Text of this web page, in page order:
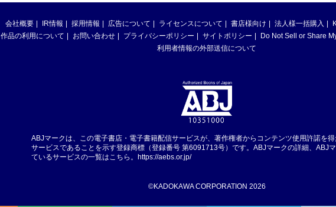
会社概要 IR情報 採用情報 広告について ライセンスについて 書店様向け 法人様一括購入
作品の利用について
お問い合わせ プライバシーポリシー サイトポリシー
Do Not Sell or Share
利用者情報の外部送信について
ABJマークは、この電子書店・電子書籍配信サービスが、著作権者からコンテンツ使用許諾を
サービスであることを示す登録商標（登録番号 第6091713号）です。ABJマークの詳細、ABJ
ているサービスの一覧はこちら。 https://aebs.or.jp/
©KADOKAWA CORPORATION 2026